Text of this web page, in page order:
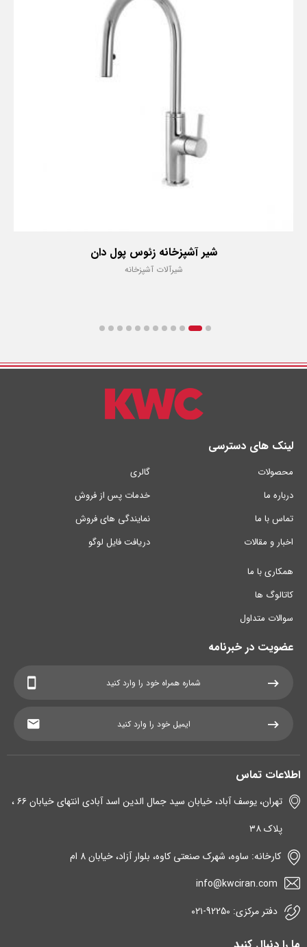
شیر آشپزخانه زئوس پول دان
شیرآلات آشپزخانه
لینک های دسترسی
محصولات
درباره ما
تماس با ما
اخبار و مقالات
گالری
خدمات پس از فروش
نمایندگی های فروش
دریافت فایل لوگو
همکاری با ما
کاتالوگ ها
سوالات متداول
عضویت در خبرنامه
اطلاعات تماس
تهران، یوسف آباد، خیابان سید جمال الدین اسد آبادی انتهای خیابان ۶۶ ،
پلاک ۳۸
کارخانه: ساوه، شهرک صنعتی کاوه، بلوار آزاد، خیابان 8 ام
info@kwciran.com
دفتر مرکزی: 92250-۰۲۱